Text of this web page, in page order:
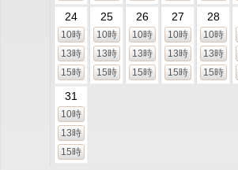
24
10時
13時
15時
25
10時
13時
15時
26
10時
13時
15時
27
10時
13時
15時
28
10時
13時
15時
31
10時
13時
15時